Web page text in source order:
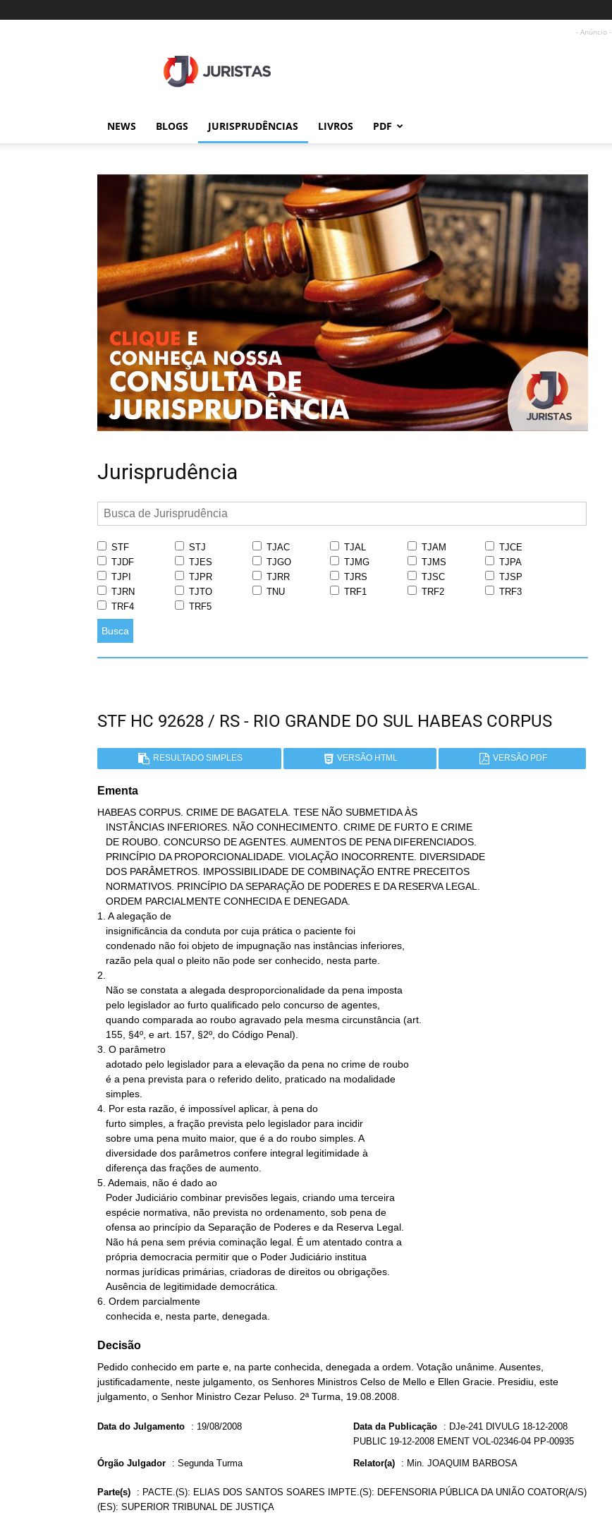
- Anúncio -
NEWS BLOGS JURISPRUDÊNCIAS LIVROS PDF
Jurisprudência
STF STJ TJAC TJAL TJAM
TJCE
TJDF
TJES TJGO TJMG TJMS
TJPA
TJPI
TJPR TJRR TJRS TJSC
TJSP
TJRN
TJTO TNU TRF1 TRF2
TRF3
TRF4
TRF5
Busca
STF HC 92628 / RS - RIO GRANDE DO SUL HABEAS CORPUS
RESULTADO SIMPLES VERSÃO HTML VERSÃO PDF
Ementa
HABEAS CORPUS. CRIME DE BAGATELA. TESE NÃO SUBMETIDA ÀS
1. A alegação de
2.
3. O parâmetro
4. Por esta razão, é impossível aplicar, à pena do
5. Ademais, não é dado ao
6. Ordem parcialmente
   conhecida e, nesta parte, denegada.
Decisão
Pedido conhecido em parte e, na parte conhecida, denegada a ordem. Votação unânime. Ausentes,
justificadamente, neste julgamento, os Senhores Ministros Celso de Mello e Ellen Gracie. Presidiu, este
julgamento, o Senhor Ministro Cezar Peluso. 2ª Turma, 19.08.2008.
Data do Julgamento : 19/08/2008 Data da Publicação : DJe-241 DIVULG 18-12-2008
PUBLIC 19-12-2008 EMENT VOL-02346-04 PP-00935
Órgão Julgador : Segunda Turma Relator(a) : Min. JOAQUIM BARBOSA
Parte(s) : PACTE.(S): ELIAS DOS SANTOS SOARES IMPTE.(S): DEFENSORIA PÚBLICA DA UNIÃO COATOR(A/S)
(ES): SUPERIOR TRIBUNAL DE JUSTIÇA